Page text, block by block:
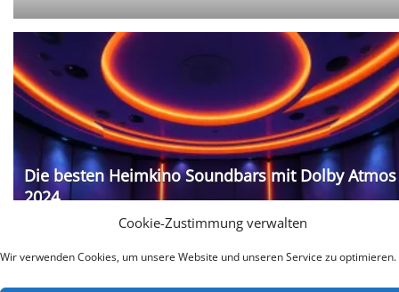
Cookie-Zustimmung verwalten
Wir verwenden Cookies, um unsere Website und unseren Service zu optimieren.
Die besten Heimkino Soundbars mit Dolby Atmos
2024